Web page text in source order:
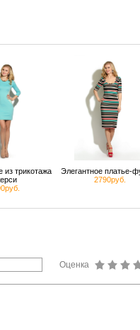
из трикотажа
Элегантное платье-
2790руб.
Оценка